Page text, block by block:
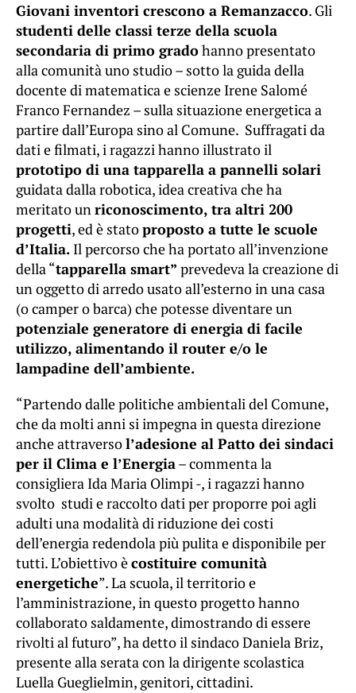
Giovani inventori crescono a Remanzacco. Gli
studenti delle classi terze della scuola
secondaria di primo gradohanno presentato
alla comunità uno studio – sotto la guida della
docente di matematica e scienze Irene Salomé
Franco Fernandez – sulla situazione energetica a
partire dall’Europa sino al Comune. Suffragati da
dati e filmati, i ragazzi hanno illustrato il
prototipo di una tapparella a pannelli solari
guidata dalla robotica, idea creativa che ha
meritato unriconoscimento, tra altri 200
progetti, ed è statoproposto a tutte le scuole
d’Italia. Il percorso che ha portato all’invenzione
della “tapparella smart” prevedeva la creazione di
un oggetto di arredo usato all’esterno in una casa
(o camper o barca) che potesse diventare un
potenziale generatore di energia di facile
utilizzo, alimentando il router e/o le
lampadine dell’ambiente.
“Partendo dalle politiche ambientali del Comune,
che da molti anni si impegna in questa direzione
anche attraversol’adesione al Patto dei sindaci
per il Clima e l’Energia– commenta la
consigliera Ida Maria Olimpi -, i ragazzi hanno
svolto studi e raccolto dati per proporre poi agli
adulti una modalità di riduzione dei costi
dell’energia redendola più pulita e disponibile per
tutti. L’obiettivo ècostituire comunità
energetiche”. La scuola, il territorio e
l’amministrazione, in questo progetto hanno
collaborato saldamente, dimostrando di essere
rivolti al futuro”, ha detto il sindaco Daniela Briz,
presente alla serata con la dirigente scolastica
Luella Gueglielmin, genitori, cittadini.